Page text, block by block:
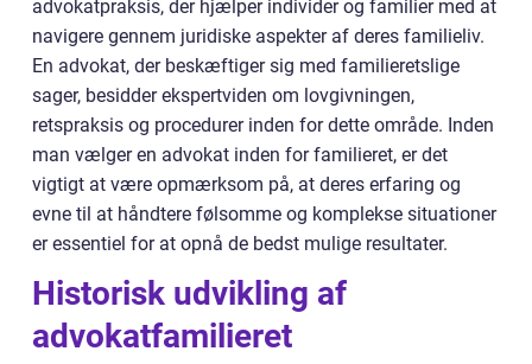
advokatpraksis, der hjælper individer og familier med at
navigere gennem juridiske aspekter af deres familieliv.
En advokat, der beskæftiger sig med familieretslige
sager, besidder ekspertviden om lovgivningen,
retspraksis og procedurer inden for dette område. Inden
man vælger en advokat inden for familieret, er det
vigtigt at være opmærksom på, at deres erfaring og
evne til at håndtere følsomme og komplekse situationer
er essentiel for at opnå de bedst mulige resultater.
Historisk udvikling af
advokatfamilieret